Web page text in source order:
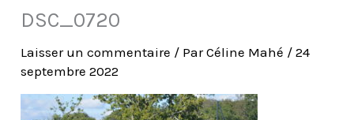
DSC_0720
Laisser un commentaire / ParCéline Mahé /24
septembre 2022